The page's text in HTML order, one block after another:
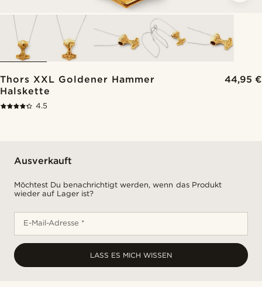
Thors XXL Goldener Hammer
Halskette
44,95 €
4.5
Ausverkauft
Möchtest Du benachrichtigt werden, wenn das Produkt
wieder auf Lager ist?
E-Mail-Adresse *
LASS ES MICH WISSEN